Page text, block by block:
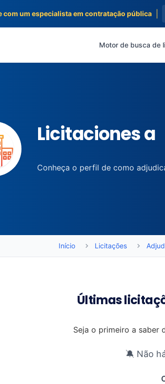
com um especialista em contratação pública
Motor de busca de
Licitaciones a
Conheça o perfil de como
Início Licitações
Últimas
Seja o primeiro a saber
🔕 Não